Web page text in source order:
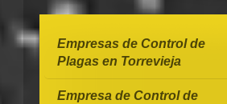
Empresas de Control de
Plagas en Torrevieja
Empresa de Control de